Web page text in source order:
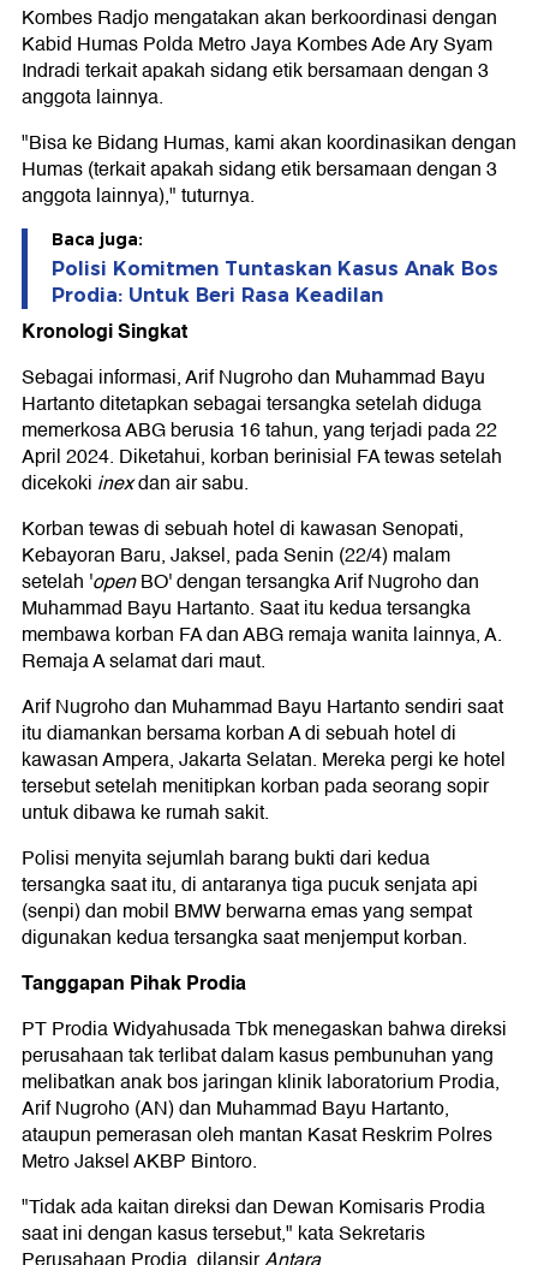
Kombes Radjo mengatakan akan berkoordinasi dengan
Kabid Humas Polda Metro Jaya Kombes Ade Ary Syam
Indradi terkait apakah sidang etik bersamaan dengan 3
anggota lainnya.
"Bisa ke Bidang Humas, kami akan koordinasikan dengan
Humas (terkait apakah sidang etik bersamaan dengan 3
anggota lainnya)," tuturnya.
Baca juga:
Polisi Komitmen Tuntaskan Kasus Anak Bos
Prodia: Untuk Beri Rasa Keadilan
Kronologi Singkat
Sebagai informasi, Arif Nugroho dan Muhammad Bayu
Hartanto ditetapkan sebagai tersangka setelah diduga
memerkosa ABG berusia 16 tahun, yang terjadi pada 22
April 2024. Diketahui, korban berinisial FA tewas setelah
dicekoki inexdan air sabu.
Korban tewas di sebuah hotel di kawasan Senopati,
Kebayoran Baru, Jaksel, pada Senin (22/4) malam
setelah 'openBO' dengan tersangka Arif Nugroho dan
Muhammad Bayu Hartanto. Saat itu kedua tersangka
membawa korban FA dan ABG remaja wanita lainnya, A.
Remaja A selamat dari maut.
Arif Nugroho dan Muhammad Bayu Hartanto sendiri saat
itu diamankan bersama korban A di sebuah hotel di
kawasan Ampera, Jakarta Selatan. Mereka pergi ke hotel
tersebut setelah menitipkan korban pada seorang sopir
untuk dibawa ke rumah sakit.
Polisi menyita sejumlah barang bukti dari kedua
tersangka saat itu, di antaranya tiga pucuk senjata api
(senpi) dan mobil BMW berwarna emas yang sempat
digunakan kedua tersangka saat menjemput korban.
Tanggapan Pihak Prodia
PT Prodia Widyahusada Tbk menegaskan bahwa direksi
perusahaan tak terlibat dalam kasus pembunuhan yang
melibatkan anak bos jaringan klinik laboratorium Prodia,
Arif Nugroho (AN) dan Muhammad Bayu Hartanto,
ataupun pemerasan oleh mantan Kasat Reskrim Polres
Metro Jaksel AKBP Bintoro.
"Tidak ada kaitan direksi dan Dewan Komisaris Prodia
saat ini dengan kasus tersebut," kata Sekretaris